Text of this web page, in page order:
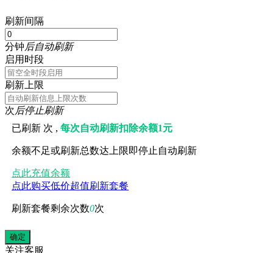
刷新间隔
分钟后自动刷新
启用时段
刷新上限
次后停止刷新
已刷新 次 ,每次自动刷新扣除余额1元
余额不足或刷新总数达上限即停止自动刷新
点此充值余额
点此购买低价超值刷新套餐
刷新套餐剩余次数0次
关注客服